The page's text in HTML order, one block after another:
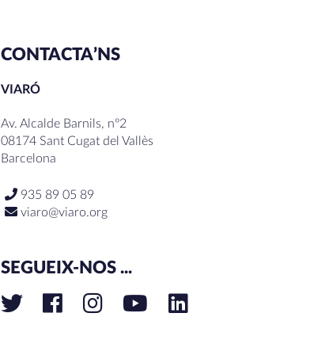
CONTACTA’NS
VIARÓ
Av. Alcalde Barnils, nº2
08174 Sant Cugat del Vallès
Barcelona
935 89 05 89
viaro@viaro.org
SEGUEIX-NOS ...